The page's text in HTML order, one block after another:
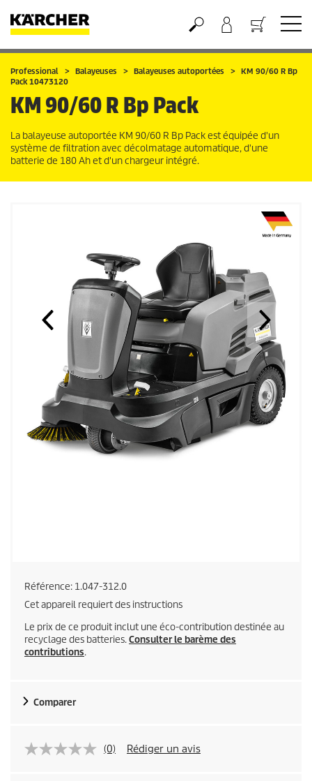
Panier
Professional Balayeuses Balayeuses autoportées
KM 90/60 R Bp
Pack 10473120
KM 90/60 R Bp Pack
La balayeuse autoportée KM 90/60 R Bp Pack est équipée d'un
système de filtration avec décolmatage automatique, d'une
batterie de 180 Ah et d'un chargeur intégré.
Référence: 1.047-312.0
Cet appareil requiert des instructions
Le prix de ce produit inclut une éco-contribution destinée au
recyclage des batteries.Consulter le barème des
contributions.
Comparer
(0) Rédiger un avis